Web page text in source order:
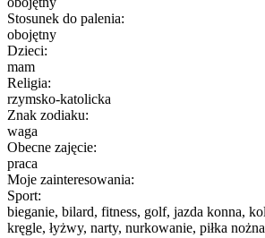
Stosunek do palenia:
obojętny
Dzieci:
mam
Religia:
rzymsko-katolicka
Znak zodiaku:
waga
Obecne zajęcie:
praca
Moje zainteresowania:
Sport:
bieganie, bilard, fitness, golf, jazda konna,
kręgle, łyżwy, narty, nurkowanie, piłka